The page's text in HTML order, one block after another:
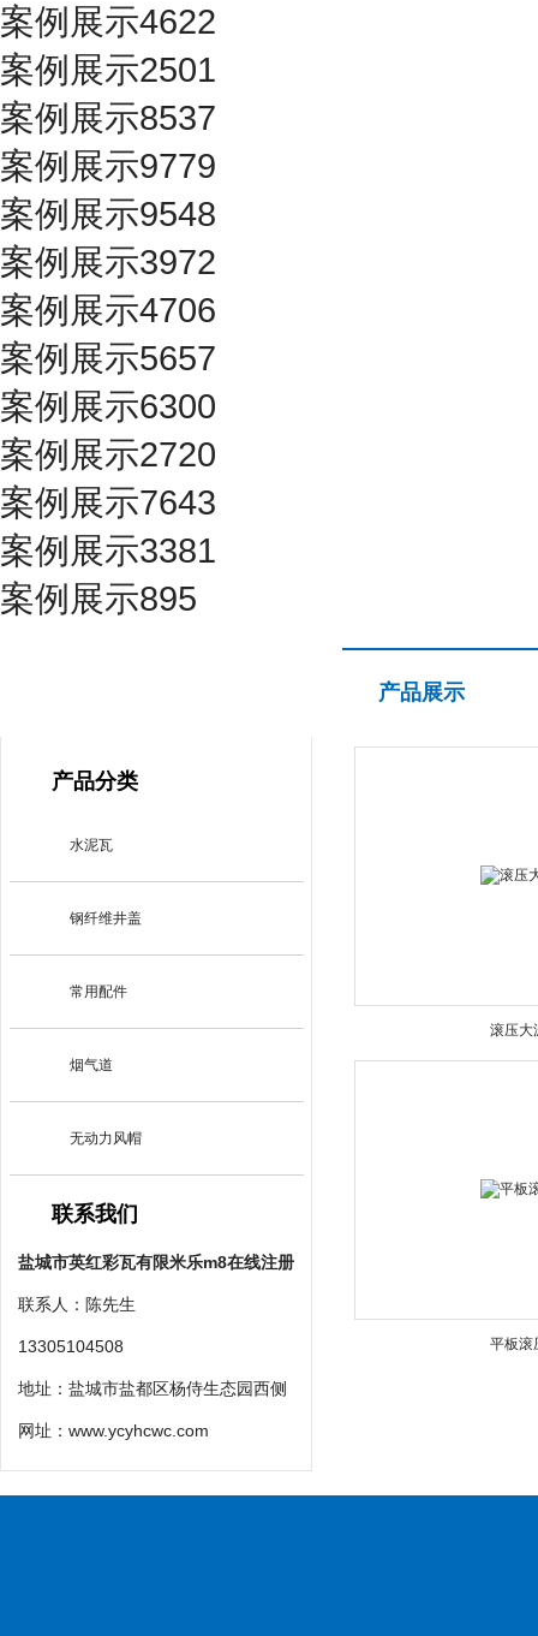
案例展示4622
案例展示2501
案例展示8537
案例展示9779
案例展示9548
案例展示3972
案例展示4706
案例展示5657
案例展示6300
案例展示2720
案例展示7643
案例展示3381
案例展示895
产品分类
水泥瓦
钢纤维井盖
常用配件
烟气道
无动力风帽
联系我们
盐城市英红彩瓦有限米乐m8在线注册
联系人：陈先生
13305104508
地址：盐城市盐都区杨侍生态园西侧
网址： www.ycyhcwc.com
产品展示
滚压大
平板滚